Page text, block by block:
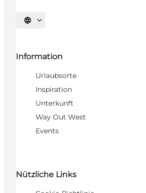
Sprache auswählen
Information
Urlaubsorte
Inspiration
Unterkunft
Way Out West
Events
Nützliche Links